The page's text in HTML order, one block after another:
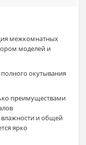
межкомнатных
моделей и
окутывания
преимуществами
влажности и общей
ярко